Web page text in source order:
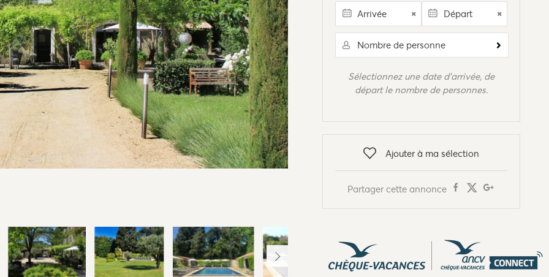
Nombre de personne
Sélectionnez une date d'arrivée, de
départ le nombre de personnes.
Ajouter à ma sélection
Partager cette annonce